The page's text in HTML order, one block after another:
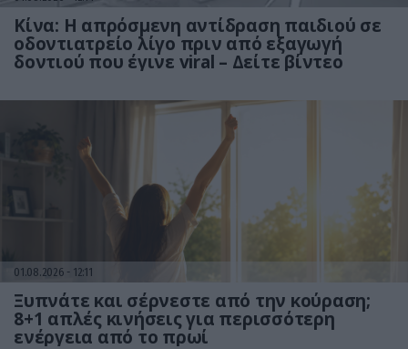
Κίνα: Η απρόσμενη αντίδραση παιδιού σε
οδοντιατρείο λίγο πριν από εξαγωγή
δοντιού που έγινε viral – Δείτε βίντεο
01.08.2026 12:11
Ξυπνάτε και σέρνεστε από την κούραση;
8+1 απλές κινήσεις για περισσότερη
ενέργεια από το πρωί